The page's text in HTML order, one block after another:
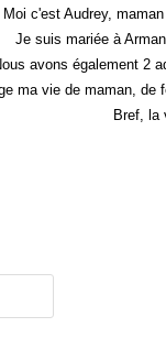
Moi c'est Audrey,
Je suis mariée à
avons également 2
ma vie de maman,
Bref, la